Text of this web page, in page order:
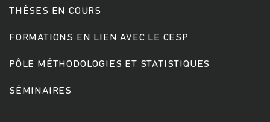
THÈSES EN COURS
FORMATIONS EN LIEN AVEC LE CESP
PÔLE MÉTHODOLOGIES ET STATISTIQUES
SÉMINAIRES